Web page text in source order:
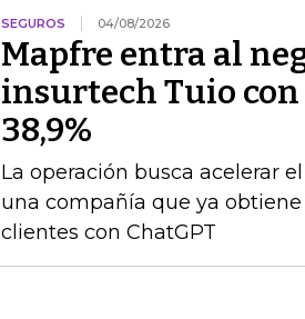
SEGUROS 04/08/2026
Mapfre entra al
insurtech Tuio
38,9%
La operación busca acelerar
una compañía que ya
clientes con ChatGPT